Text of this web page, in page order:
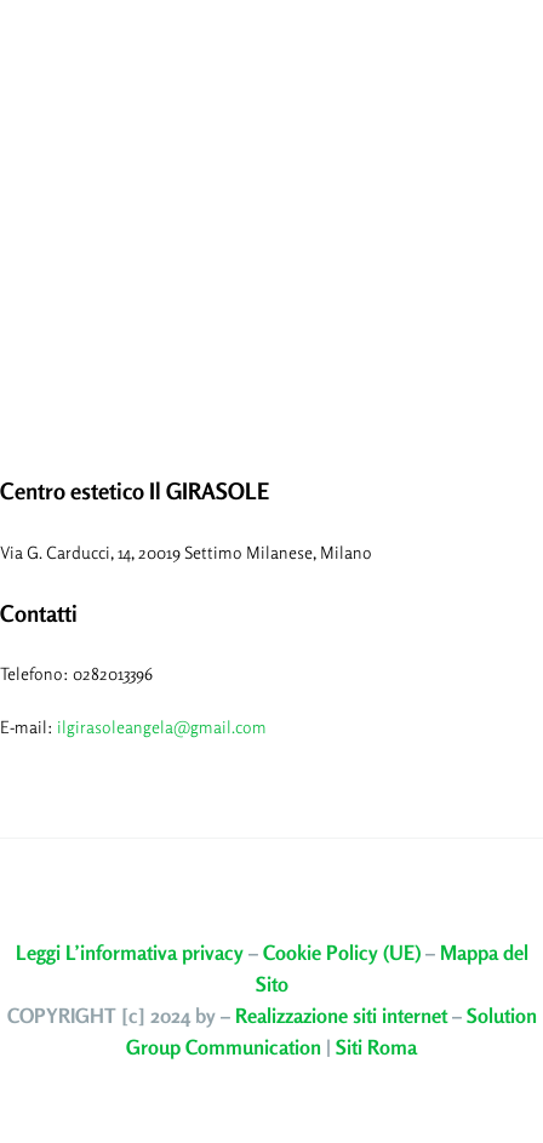
Centro estetico Il GIRASOLE
Via G. Carducci, 14, 20019 Settimo Milanese, Milano
Contatti
Telefono: 0282013396
E-mail: ilgirasoleangela@gmail.com
Leggi L’informativa privacy– Cookie Policy (UE)– Mappa del
Sito
COPYRIGHT [c] 2024 by – Realizzazione siti internet– Solution
Group Communication | Siti Roma